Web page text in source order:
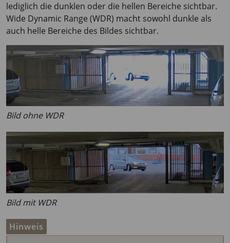
lediglich die dunklen oder die hellen Bereiche sichtbar.
Wide Dynamic Range (WDR) macht sowohl dunkle als
auch helle Bereiche des Bildes sichtbar.
Bild ohne WDR
Bild mit WDR
Hinweis